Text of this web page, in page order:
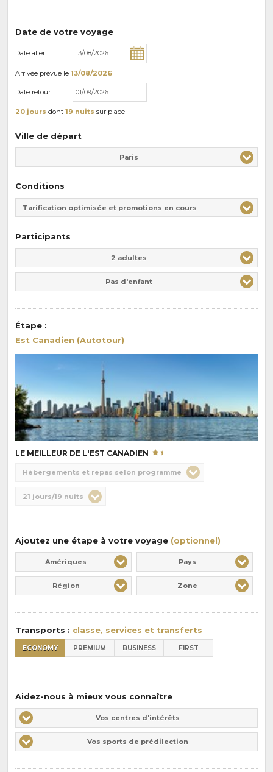
Date de votre voyage
Date aller :
Arrivée prévue le 13/08/2026
Date retour :
20 jours dont 19 nuits sur place
Ville de départ
Paris
Conditions
Tarification optimisée et promotions en cours
Participants
2 adultes
Pas d'enfant
Étape :
Est Canadien (Autotour)
LE MEILLEUR DE L'EST CANADIEN
:
Hébergements et repas selon programme
Durée
21 jours/19 nuits
Ajoutez une étape à votre voyage (optionnel)
Amériques Pays
Région Zone
Transports : classe, services et transferts
ECONOMY PREMIUM BUSINESS FIRST
Aidez-nous à mieux vous connaître
Vos
centres
d'intérêts
Vos centres d'intérêts
Vos
sports
Vos sports de prédilection